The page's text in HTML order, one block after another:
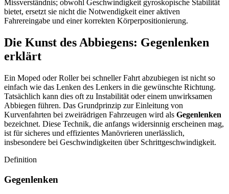
Missverständnis; obwohl Geschwindigkeit gyroskopische Stabilität
bietet, ersetzt sie nicht die Notwendigkeit einer aktiven
Fahrereingabe und einer korrekten Körperpositionierung.
Die Kunst des Abbiegens: Gegenlenken
erklärt
Ein Moped oder Roller bei schneller Fahrt abzubiegen ist nicht so
einfach wie das Lenken des Lenkers in die gewünschte Richtung.
Tatsächlich kann dies oft zu Instabilität oder einem unwirksamen
Abbiegen führen. Das Grundprinzip zur Einleitung von
Kurvenfahrten bei zweirädrigen Fahrzeugen wird als Gegenlenken
bezeichnet. Diese Technik, die anfangs widersinnig erscheinen mag,
ist für sicheres und effizientes Manövrieren unerlässlich,
insbesondere bei Geschwindigkeiten über Schrittgeschwindigkeit.
Definition
Gegenlenken